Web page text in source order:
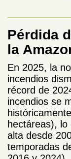
Pérdida
la
En 2025, la
incendios
récord de
incendios se
hectáreas),
alta desde
temporadas